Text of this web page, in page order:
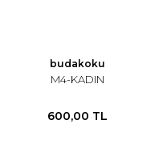
budakoku
M4-KADIN
600,00 TL